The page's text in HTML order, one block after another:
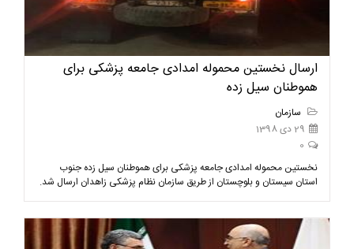
ارسال نخستین محموله امدادی جامعه پزشکی برای
هموطنان سیل زده
سازمان
29 دی 1398
0
نخستین محموله امدادی جامعه پزشکی برای هموطنان سیل زده جنوب
استان سیستان و بلوچستان از طریق سازمان نظام پزشکی زاهدان ارسال شد.